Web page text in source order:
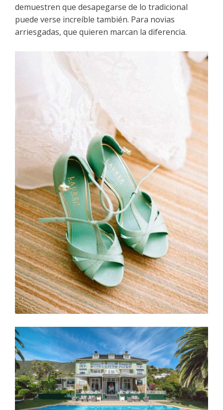
demuestren que desapegarse de lo tradicional
puede verse increíble también. Para novias
arriesgadas, que quieren marcan la diferencia.